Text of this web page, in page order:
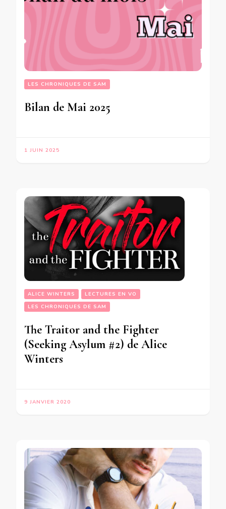
LES CHRONIQUES DE SAM
Bilan de Mai 2025
1 JUIN 2025
ALICE WINTERS
LECTURES EN VO
LES CHRONIQUES DE SAM
The Traitor and the Fighter
(Seeking Asylum #2) de Alice
Winters
9 JANVIER 2020